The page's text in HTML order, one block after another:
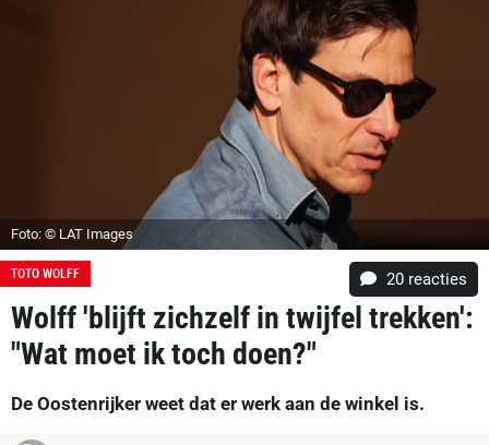
Foto: © LAT Images
TOTO WOLFF 20 reacties
Wolff 'blijft zichzelf in twijfel trekken':
"Wat moet ik toch doen?"
De Oostenrijker weet dat er werk aan de winkel is.